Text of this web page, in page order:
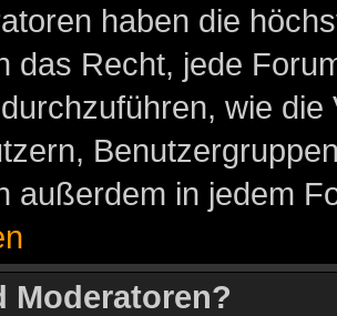
haben die
das Recht, jede
wie
außerdem in jedem
Moderatoren?